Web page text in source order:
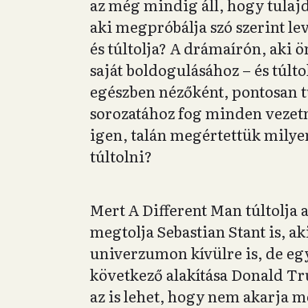
az még mindig áll, hogy
aki megpróbálja szó szerint
és túltolja? A drámaírón, aki
saját boldogulásához – és
egészben nézőként,
sorozatához fog minden
igen, talán megértettük
túltolni?
Mert A Different Man túltolja
megtolja Sebastian Stant is,
univerzumon kívülre is, de
következő alakítása Donald
az is lehet, hogy nem akarja